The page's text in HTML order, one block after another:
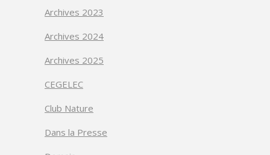
Archives 2023
Archives 2024
Archives 2025
CEGELEC
Club Nature
Dans la Presse